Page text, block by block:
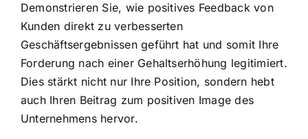
Demonstrieren Sie, wie positives Feedback von
Kunden direkt zu verbesserten
Geschäftsergebnissen geführt hat und somit Ihre
Forderung nach einer Gehaltserhöhung legitimiert.
Dies stärkt nicht nur Ihre Position, sondern hebt
auch Ihren Beitrag zum positiven Image des
Unternehmens hervor.